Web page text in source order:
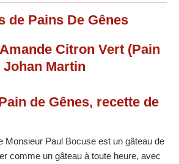
de Pains De Gênes
Citron Vert (Pain
Johan Martin
de Gênes, recette de
Monsieur Paul Bocuse est un gâteau de
comme un gâteau à toute heure, avec